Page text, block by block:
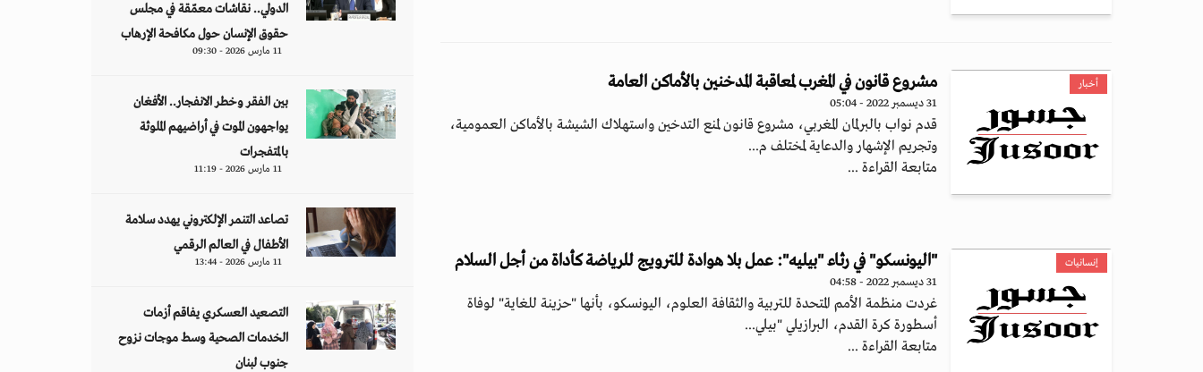
أخبار مشروع قانون في المغرب لمعاقبة المدخنين بالأماكن العامة
31 ديسمبر 2022 - 05:04
قدم نواب بالبرلمان المغربي، مشروع قانون لمنع التدخين واستهلاك الشيشة بالأماكن العمومية،
وتجريم الإشهار والدعاية لمختلف م...
متابعة القراءة ...
إنسانيات "اليونسكو" في رثاء "بيليه": عمل بلا هوادة للترويج للرياضة كأداة من أجل السلام
31 ديسمبر 2022 - 04:58
غردت منظمة الأمم المتحدة للتربية والثقافة العلوم، اليونسكو، بأنها "حزينة للغاية" لوفاة
أسطورة كرة القدم، البرازيلي "بيلي...
متابعة القراءة ...
الدولي.. نقاشات معمّقة في مجلس
حقوق الإنسان حول مكافحة الإرهاب
11 مارس 2026 - 09:30
بين الفقر وخطر الانفجار.. الأفغان
يواجهون الموت في أراضيهم الملوثة
بالمتفجرات
11 مارس 2026 - 11:19
تصاعد التنمر الإلكتروني يهدد سلامة
الأطفال في العالم الرقمي
11 مارس 2026 - 13:44
التصعيد العسكري يفاقم أزمات
الخدمات الصحية وسط موجات نزوح
جنوب لبنان